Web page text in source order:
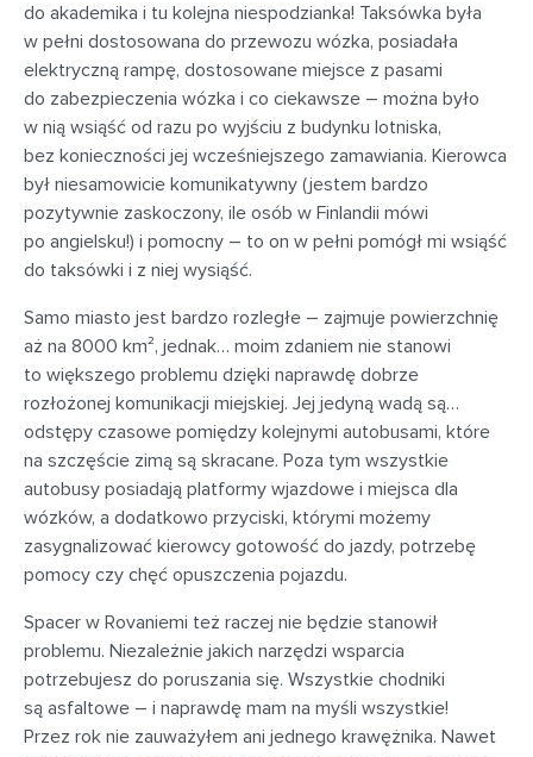
do akademika i tu kolejna niespodzianka! Taksówka była
w pełni dostosowana do przewozu wózka, posiadała
elektryczną rampę, dostosowane miejsce z pasami
do zabezpieczenia wózka i co ciekawsze – można było
w nią wsiąść od razu po wyjściu z budynku lotniska,
bez konieczności jej wcześniejszego zamawiania. Kierowca
był niesamowicie komunikatywny (jestem bardzo
pozytywnie zaskoczony, ile osób w Finlandii mówi
po angielsku!) i pomocny – to on w pełni pomógł mi wsiąść
do taksówki i z niej wysiąść.
Samo miasto jest bardzo rozległe – zajmuje powierzchnię
aż na 8000 km², jednak… moim zdaniem nie stanowi
to większego problemu dzięki naprawdę dobrze
rozłożonej komunikacji miejskiej. Jej jedyną wadą są…
odstępy czasowe pomiędzy kolejnymi autobusami, które
na szczęście zimą są skracane. Poza tym wszystkie
autobusy posiadają platformy wjazdowe i miejsca dla
wózków, a dodatkowo przyciski, którymi możemy
zasygnalizować kierowcy gotowość do jazdy, potrzebę
pomocy czy chęć opuszczenia pojazdu.
Spacer w Rovaniemi też raczej nie będzie stanowił
problemu. Niezależnie jakich narzędzi wsparcia
potrzebujesz do poruszania się. Wszystkie chodniki
są asfaltowe – i naprawdę mam na myśli wszystkie!
Przez rok nie zauważyłem ani jednego krawężnika. Nawet